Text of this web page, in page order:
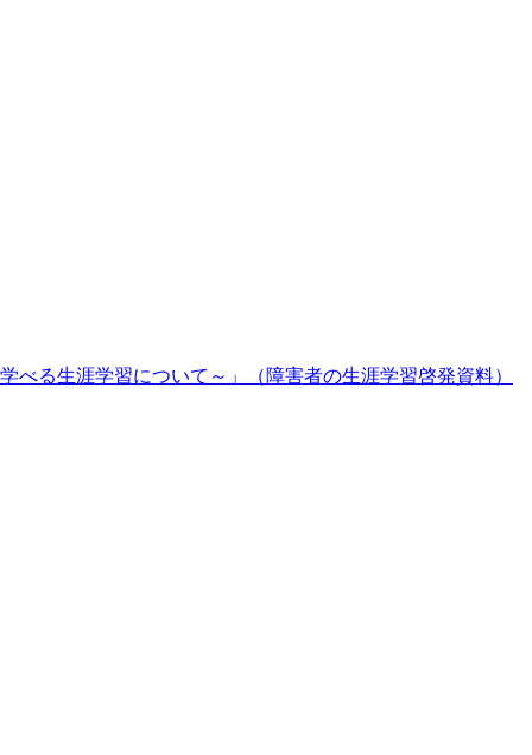
る生涯学習について～」（障害者の生涯学習啓発資料）